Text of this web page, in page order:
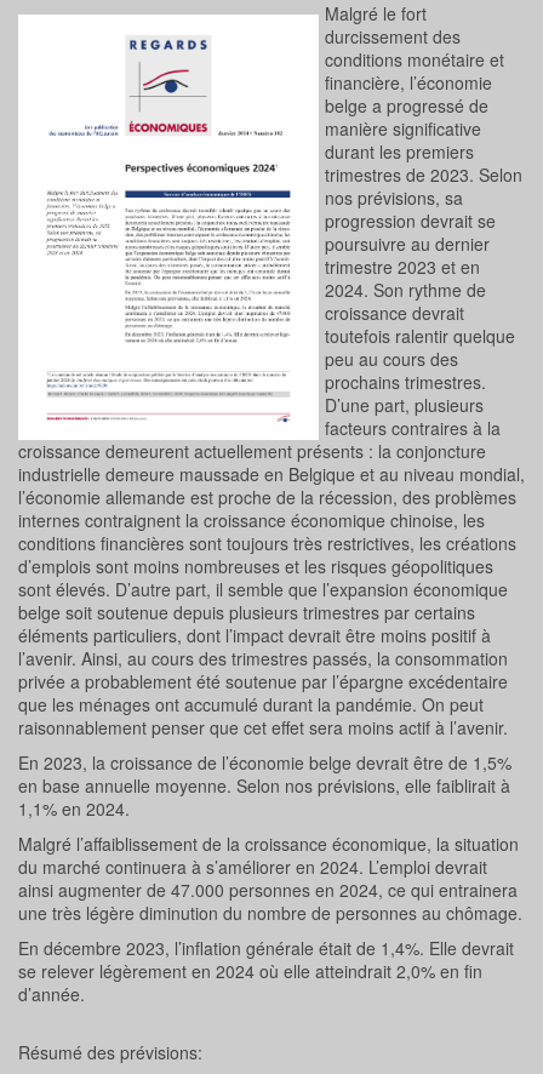
Malgré le fort
durcissement des
conditions monétaire et
financière, l’économie
belge a progressé de
manière significative
durant les premiers
trimestres de 2023. Selon
nos prévisions, sa
progression devrait se
poursuivre au dernier
trimestre 2023 et en
2024. Son rythme de
croissance devrait
toutefois ralentir quelque
peu au cours des
prochains trimestres.
D’une part, plusieurs
facteurs contraires à la
croissance demeurent actuellement présents : la conjoncture
industrielle demeure maussade en Belgique et au niveau mondial,
l’économie allemande est proche de la récession, des problèmes
internes contraignent la croissance économique chinoise, les
conditions financières sont toujours très restrictives, les créations
d’emplois sont moins nombreuses et les risques géopolitiques
sont élevés. D’autre part, il semble que l’expansion économique
belge soit soutenue depuis plusieurs trimestres par certains
éléments particuliers, dont l’impact devrait être moins positif à
l’avenir. Ainsi, au cours des trimestres passés, la consommation
privée a probablement été soutenue par l’épargne excédentaire
que les ménages ont accumulé durant la pandémie. On peut
raisonnablement penser que cet effet sera moins actif à l’avenir.
En 2023, la croissance de l’économie belge devrait être de 1,5%
en base annuelle moyenne. Selon nos prévisions, elle faiblirait à
1,1% en 2024.
Malgré l’affaiblissement de la croissance économique, la situation
du marché continuera à s’améliorer en 2024. L’emploi devrait
ainsi augmenter de 47.000 personnes en 2024, ce qui entrainera
une très légère diminution du nombre de personnes au chômage.
En décembre 2023, l’inflation générale était de 1,4%. Elle devrait
se relever légèrement en 2024 où elle atteindrait 2,0% en fin
d’année.
Résumé des prévisions: